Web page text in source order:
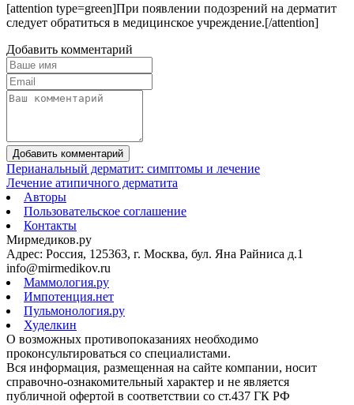
[attention type=green]При появлении подозрений на дерматит
следует обратиться в медицинское учреждение.[/attention]
Добавить комментарий
Добавить комментарий
Перианальный дерматит: симптомы и лечение
Лечение атипичного дерматита
Авторы
Пользовательское соглашение
Контакты
Мирмедиков.ру
Адрес: Россия, 125363, г. Москва, бул. Яна Райниса д.1
info@mirmedikov.ru
Маммология.ру
Импотенция.нет
Пульмонология.ру
Худелкин
О возможных противопоказаниях необходимо
проконсультироваться со специалистами.
Вся информация, размещенная на сайте компании, носит
справочно-ознакомительный характер и не является
публичной офертой в соответствии со ст.437 ГК РФ